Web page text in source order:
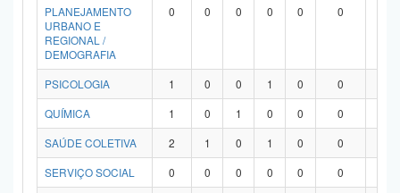
PLANEJAMENTO
URBANO E
REGIONAL /
DEMOGRAFIA
0 0 0 0 0 0
PSICOLOGIA 1 0 0 1 0 0
QUÍMICA
1 0 1 0 0 0
SAÚDE COLETIVA
2 1 0 1 0 0
SERVIÇO SOCIAL
0 0 0 0 0 0